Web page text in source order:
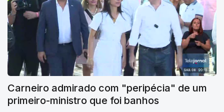
Carneiro admirado com "peripécia" de um
primeiro-ministro que foi banhos